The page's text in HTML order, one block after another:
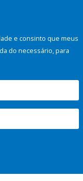
e consinto que meus
do necessário, para